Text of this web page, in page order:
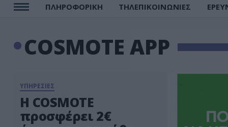
ΠΛΗΡΟΦΟΡΙΚΗ ΤΗΛΕΠΙΚΟΙΝΩΝΙΕΣ
COSMOTE APP
ΥΠΗΡΕΣΙΕΣ
Η COSMOTE
προσφέρει 2€